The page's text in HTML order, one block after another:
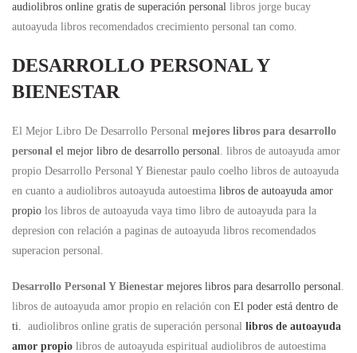
audiolibros online gratis de superación personal libros jorge bucay
autoayuda libros recomendados crecimiento personal tan como.
DESARROLLO PERSONAL Y
BIENESTAR
El Mejor Libro De Desarrollo Personal mejores libros para desarrollo
personal el mejor libro de desarrollo personal. libros de autoayuda amor
propio Desarrollo Personal Y Bienestar paulo coelho libros de autoayuda
en cuanto a audiolibros autoayuda autoestima libros de autoayuda amor
propio los libros de autoayuda vaya timo libro de autoayuda para la
depresion con relación a paginas de autoayuda libros recomendados
superacion personal.
Desarrollo Personal Y Bienestar mejores libros para desarrollo personal.
libros de autoayuda amor propio en relación con El poder está dentro de
ti. audiolibros online gratis de superación personal libros de autoayuda
amor propio libros de autoayuda espiritual audiolibros de autoestima